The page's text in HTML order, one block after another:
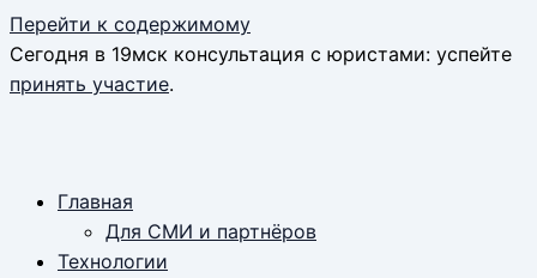
Перейти к содержимому
Сегодня в 19мск консультация с юристами: успейте
принять участие.
Главная
Для СМИ и партнёров
Технологии